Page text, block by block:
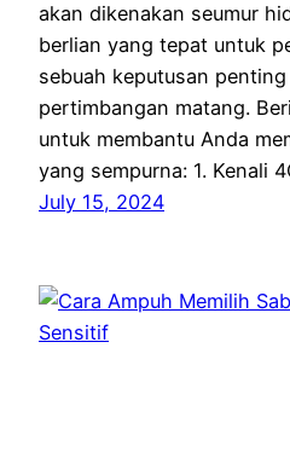
akan dikenakan seumur
berlian yang tepat untuk
sebuah keputusan
pertimbangan matang.
untuk membantu Anda
yang sempurna: 1. Kenali
July 15, 2024